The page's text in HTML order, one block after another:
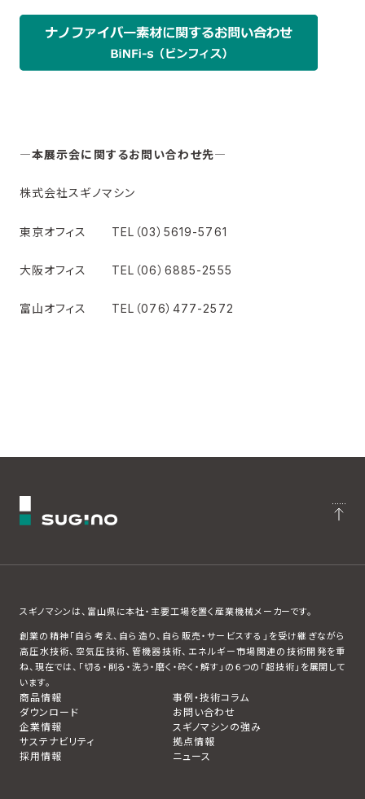
―本展示会に関するお問い合わせ先―
株式会社スギノマシン
東京オフィス TEL（03）5619-5761
大阪オフィス TEL（06）6885-2555
富山オフィス TEL（076）477-2572
スギノマシンは、富山県に本社・主要工場を置く産業機械メーカーです。
創業の精神「自ら考え、自ら造り、自ら販売・サービスする」を受け継ぎながら
高圧水技術、空気圧技術、管機器技術、エネルギー市場関連の技術開発を重
ね、現在では、「切る・削る・洗う・磨く・砕く・解す」の６つの「超技術」を展開して
います。
商品情報
事例・技術コラム
ダウンロード
お問い合わせ
企業情報
スギノマシンの強み
サステナビリティ
拠点情報
採用情報
ニュース